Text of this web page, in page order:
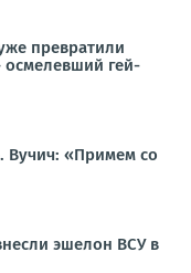
превратили
гей-
Вучич: «Примем со
эшелон ВСУ в